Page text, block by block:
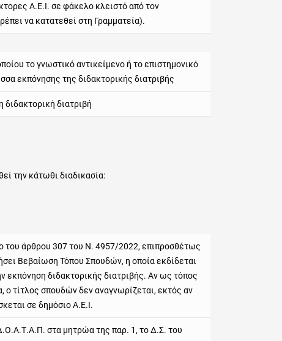
Α.Ε.Ι. σε φάκελο κλειστό από τον
να κατατεθεί στη Γραμματεία).
το γνωστικό αντικείμενο ή το επιστημονικό
εκπόνησης της διδακτορικής διατριβής
διατριβή
την κάτωθι διαδικασία:
του άρθρου 307 του Ν. 4957/2022, επιπροσθέτως
Βεβαίωση Τόπου Σπουδών, η οποία εκδίδεται
εκπόνηση διδακτορικής διατριβής. Αν ως τόπος
τίτλος σπουδών δεν αναγνωρίζεται, εκτός αν
σε δημόσιο Α.Ε.Ι.
στα μητρώα της παρ. 1, το Δ.Σ. του